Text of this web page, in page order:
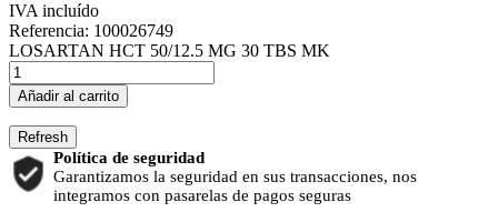
IVA incluído
Referencia: 100026749
LOSARTAN HCT 50/12.5 MG 30 TBS MK
Añadir al carrito
Política de seguridad
Garantizamos la seguridad en sus transacciones, nos
integramos con pasarelas de pagos seguras